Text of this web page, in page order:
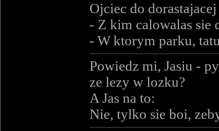
Ojciec do
- Z kim calowalas sie
- W ktorym parku,
Powiedz mi, Jasiu -
ze lezy w lozku?
A Jas na to:
Nie, tylko sie boi,